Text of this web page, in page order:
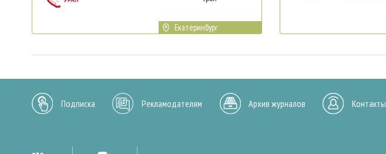
Екатеринбург
Подписка Рекламодателям Архив журналов Контакты